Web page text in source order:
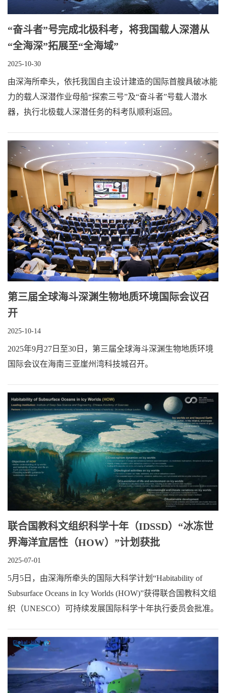
“奋斗者”号完成北极科考，将我国载人深潜从
“全海深”拓展至“全海域”
2025-10-30
由深海所牵头，依托我国自主设计建造的国际首艘具破冰能
力的载人深潜作业母船“探索三号”及“奋斗者”号载人潜水
器，执行北极载人深潜任务的科考队顺利返回。
第三届全球海斗深渊生物地质环境国际会议召
开
2025-10-14
2025年9月27日至30日，第三届全球海斗深渊生物地质环境
国际会议在海南三亚崖州湾科技城召开。
联合国教科文组织科学十年（IDSSD）“冰冻世
界海洋宜居性（HOW）”计划获批
2025-07-01
5月5日，由深海所牵头的国际大科学计划“Habitability of
Subsurface Oceans in Icy Worlds (HOW)”获得联合国教科文组
织（UNESCO）可持续发展国际科学十年执行委员会批准。